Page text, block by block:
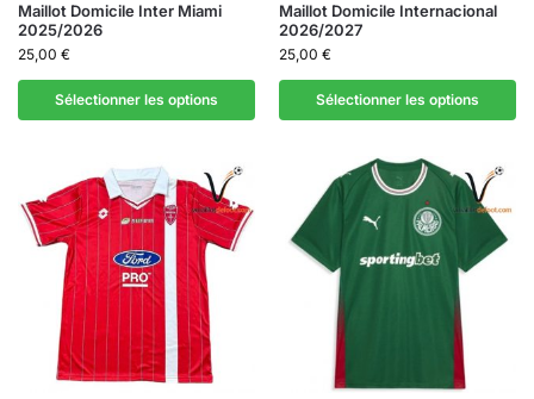
Maillot Domicile Inter Miami
2025/2026
25,00 €
Sélectionner les options
Maillot Domicile Internacional
2026/2027
25,00 €
Sélectionner les options